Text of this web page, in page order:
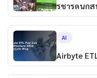
รชารดนก
AI
Airbyte